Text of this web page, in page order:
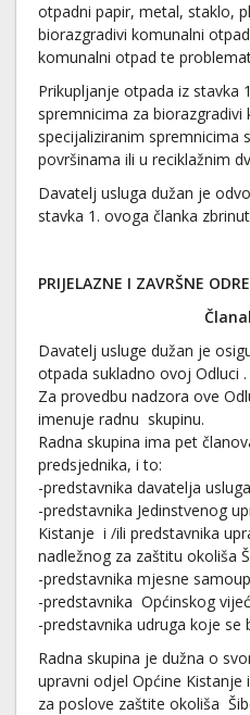
otpadni papir, metal, staklo,
biorazgradivi komunalni
komunalni otpad te
Prikupljanje otpada iz stavka
spremnicima za
specijaliziranim spremnicima
površinama ili u reciklažnim
Davatelj usluga dužan je
stavka 1. ovoga članka
PRIJELAZNE I ZAVRŠNE
Davatelj usluge dužan je
otpada sukladno ovoj Odluci .
Za provedbu nadzora ove
imenuje radnu skupinu.
Radna skupina ima pet
predsjednika, i to:
-predstavnika davatelja
-predstavnika Jedinstvenog
Kistanje i /ili predstavnika
nadležnog za zaštitu okoliša
-predstavnika mjesne
-predstavnika Općinskog
-predstavnika udruga koje se
Radna skupina je dužna o
upravni odjel Općine
za poslove zaštite okoliša